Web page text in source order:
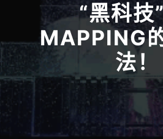
“黑科技
MAPPING
法！